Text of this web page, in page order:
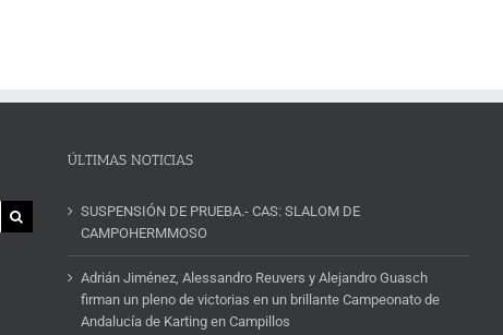
ÚLTIMAS NOTICIAS
SUSPENSIÓN DE PRUEBA.- CAS: SLALOM DE
CAMPOHERMMOSO
Adrián Jiménez, Alessandro Reuvers y Alejandro Guasch
firman un pleno de victorias en un brillante Campeonato de
Andalucía de Karting en Campillos